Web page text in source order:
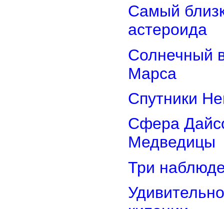
Самый
астероида
Солнечный
Марса
Спутники
Сфера
Медведицы
Три